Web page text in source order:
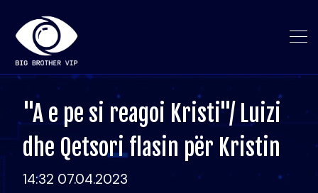
"A e pe si reagoi Kristi"/ Luizi
dhe Qetsori flasin për Kristin
14:32 07.04.2023